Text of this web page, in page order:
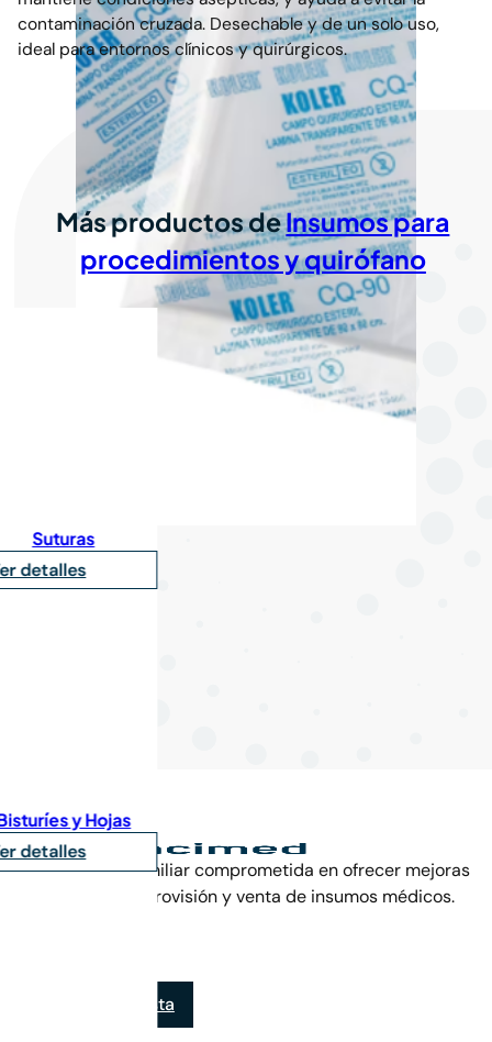
contaminación cruzada. Desechable y de un solo uso,
ideal para entornos clínicos y quirúrgicos.
Más productos deInsumos para
procedimientos y quirófano
Una empresa familiar comprometida en ofrecer mejoras
continuas en la provisión y venta de insumos médicos.
Tienda minorista